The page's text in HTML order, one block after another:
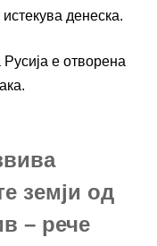
денеска.
е отворена
земји од
– рече